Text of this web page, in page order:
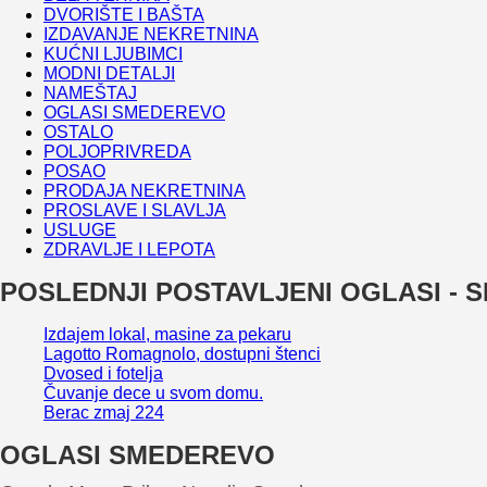
DVORIŠTE I BAŠTA
IZDAVANJE NEKRETNINA
KUĆNI LJUBIMCI
MODNI DETALJI
NAMEŠTAJ
OGLASI SMEDEREVO
OSTALO
POLJOPRIVREDA
POSAO
PRODAJA NEKRETNINA
PROSLAVE I SLAVLJA
USLUGE
ZDRAVLJE I LEPOTA
POSLEDNJI POSTAVLJENI OGLASI -
Izdajem lokal, masine za pekaru
Lagotto Romagnolo, dostupni štenci
Dvosed i fotelja
Čuvanje dece u svom domu.
Berac zmaj 224
OGLASI SMEDEREVO